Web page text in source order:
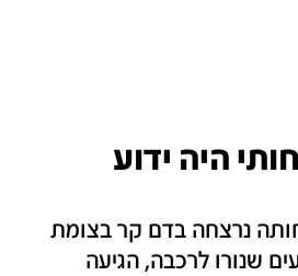
היה ידוע
נרצחה בדם קר בצומת
שנורו לרכבה, הגיעה